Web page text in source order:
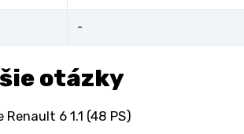
-
otázky
6 1.1 (48 PS)